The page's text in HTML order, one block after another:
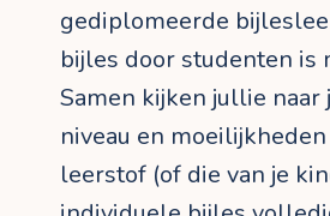
gediplomeerde
bijles door studenten is
Samen kijken jullie naar
niveau en
leerstof (of die van je